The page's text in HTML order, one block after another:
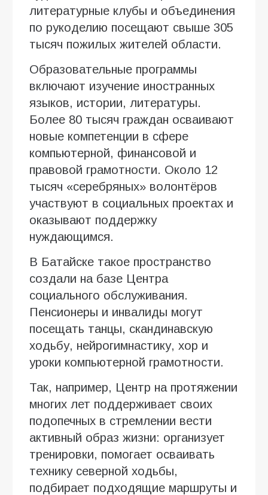
литературные клубы и объединения
по рукоделию посещают свыше 305
тысяч пожилых жителей области.
Образовательные программы
включают изучение иностранных
языков, истории, литературы.
Более 80 тысяч граждан осваивают
новые компетенции в сфере
компьютерной, финансовой и
правовой грамотности. Около 12
тысяч «серебряных» волонтёров
участвуют в социальных проектах и
оказывают поддержку
нуждающимся.
В Батайске такое пространство
создали на базе Центра
социального обслуживания.
Пенсионеры и инвалиды могут
посещать танцы, скандинавскую
ходьбу, нейрогимнастику, хор и
уроки компьютерной грамотности.
Так, например, Центр на протяжении
многих лет поддерживает своих
подопечных в стремлении вести
активный образ жизни: организует
тренировки, помогает осваивать
технику северной ходьбы,
подбирает подходящие маршруты и